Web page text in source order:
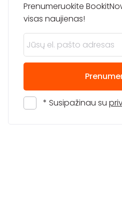
Prenumeruokite
visas naujienas!
* Susipažinau su